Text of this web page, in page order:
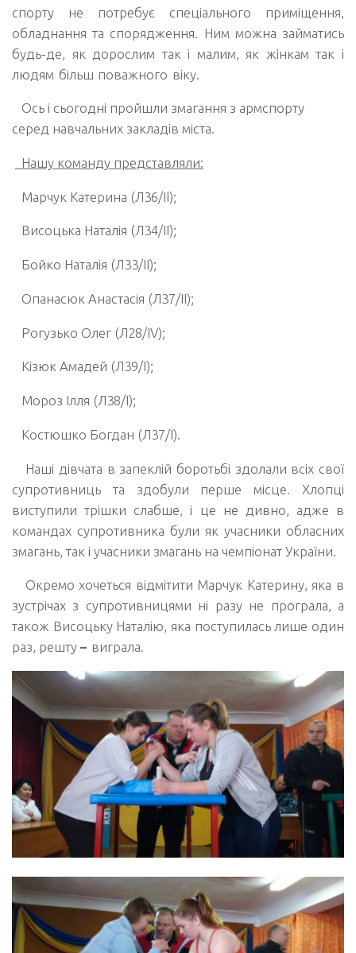
спорту не потребує спеціального приміщення,
обладнання та спорядження. Ним можна займатись
будь-де, як дорослим так і малим, як жінкам так і
людям більш поважного віку.
Ось і сьогодні пройшли змагання з армспорту
серед навчальних закладів міста.
Нашу команду представляли:
Марчук Катерина (Л36/II);
Висоцька Наталія (Л34/II);
Бойко Наталія (Л33/II);
Опанасюк Анастасія (Л37/II);
Рогузько Олег (Л28/IV);
Кізюк Амадей (Л39/I);
Мороз Ілля (Л38/I);
Костюшко Богдан (Л37/I).
Наші дівчата в запеклій боротьбі здолали всіх свої
супротивниць та здобули перше місце. Хлопці
виступили трішки слабше, і це не дивно, адже в
командах супротивника були як учасники обласних
змагань, так і учасники змагань на чемпіонат України.
Окремо хочеться відмітити Марчук Катерину, яка в
зустрічах з супротивницями ні разу не програла, а
також Висоцьку Наталію, яка поступилась лише один
раз, решту – виграла.